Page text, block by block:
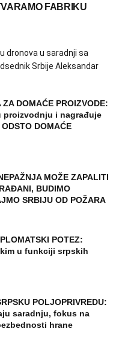
FABRIKU
dronova u saradnji sa
Srbije Aleksandar
DOMAĆE PROIZVODE:
proizvodnju i nagrađuje
DOMAĆE
MOŽE ZAPALITI
BUDIMO
SRBIJU OD POŽARA
POTEZ:
u funkciji srpskih
POLJOPRIVREDU:
saradnju, fokus na
hrane